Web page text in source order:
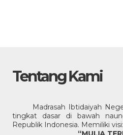
Tentang Kami
Madrasah Ibtidaiyah
tingkat dasar di bawah
Republik Indonesia. Memiliki visi: